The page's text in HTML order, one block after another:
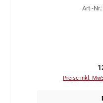
Art.-
Preise inkl.